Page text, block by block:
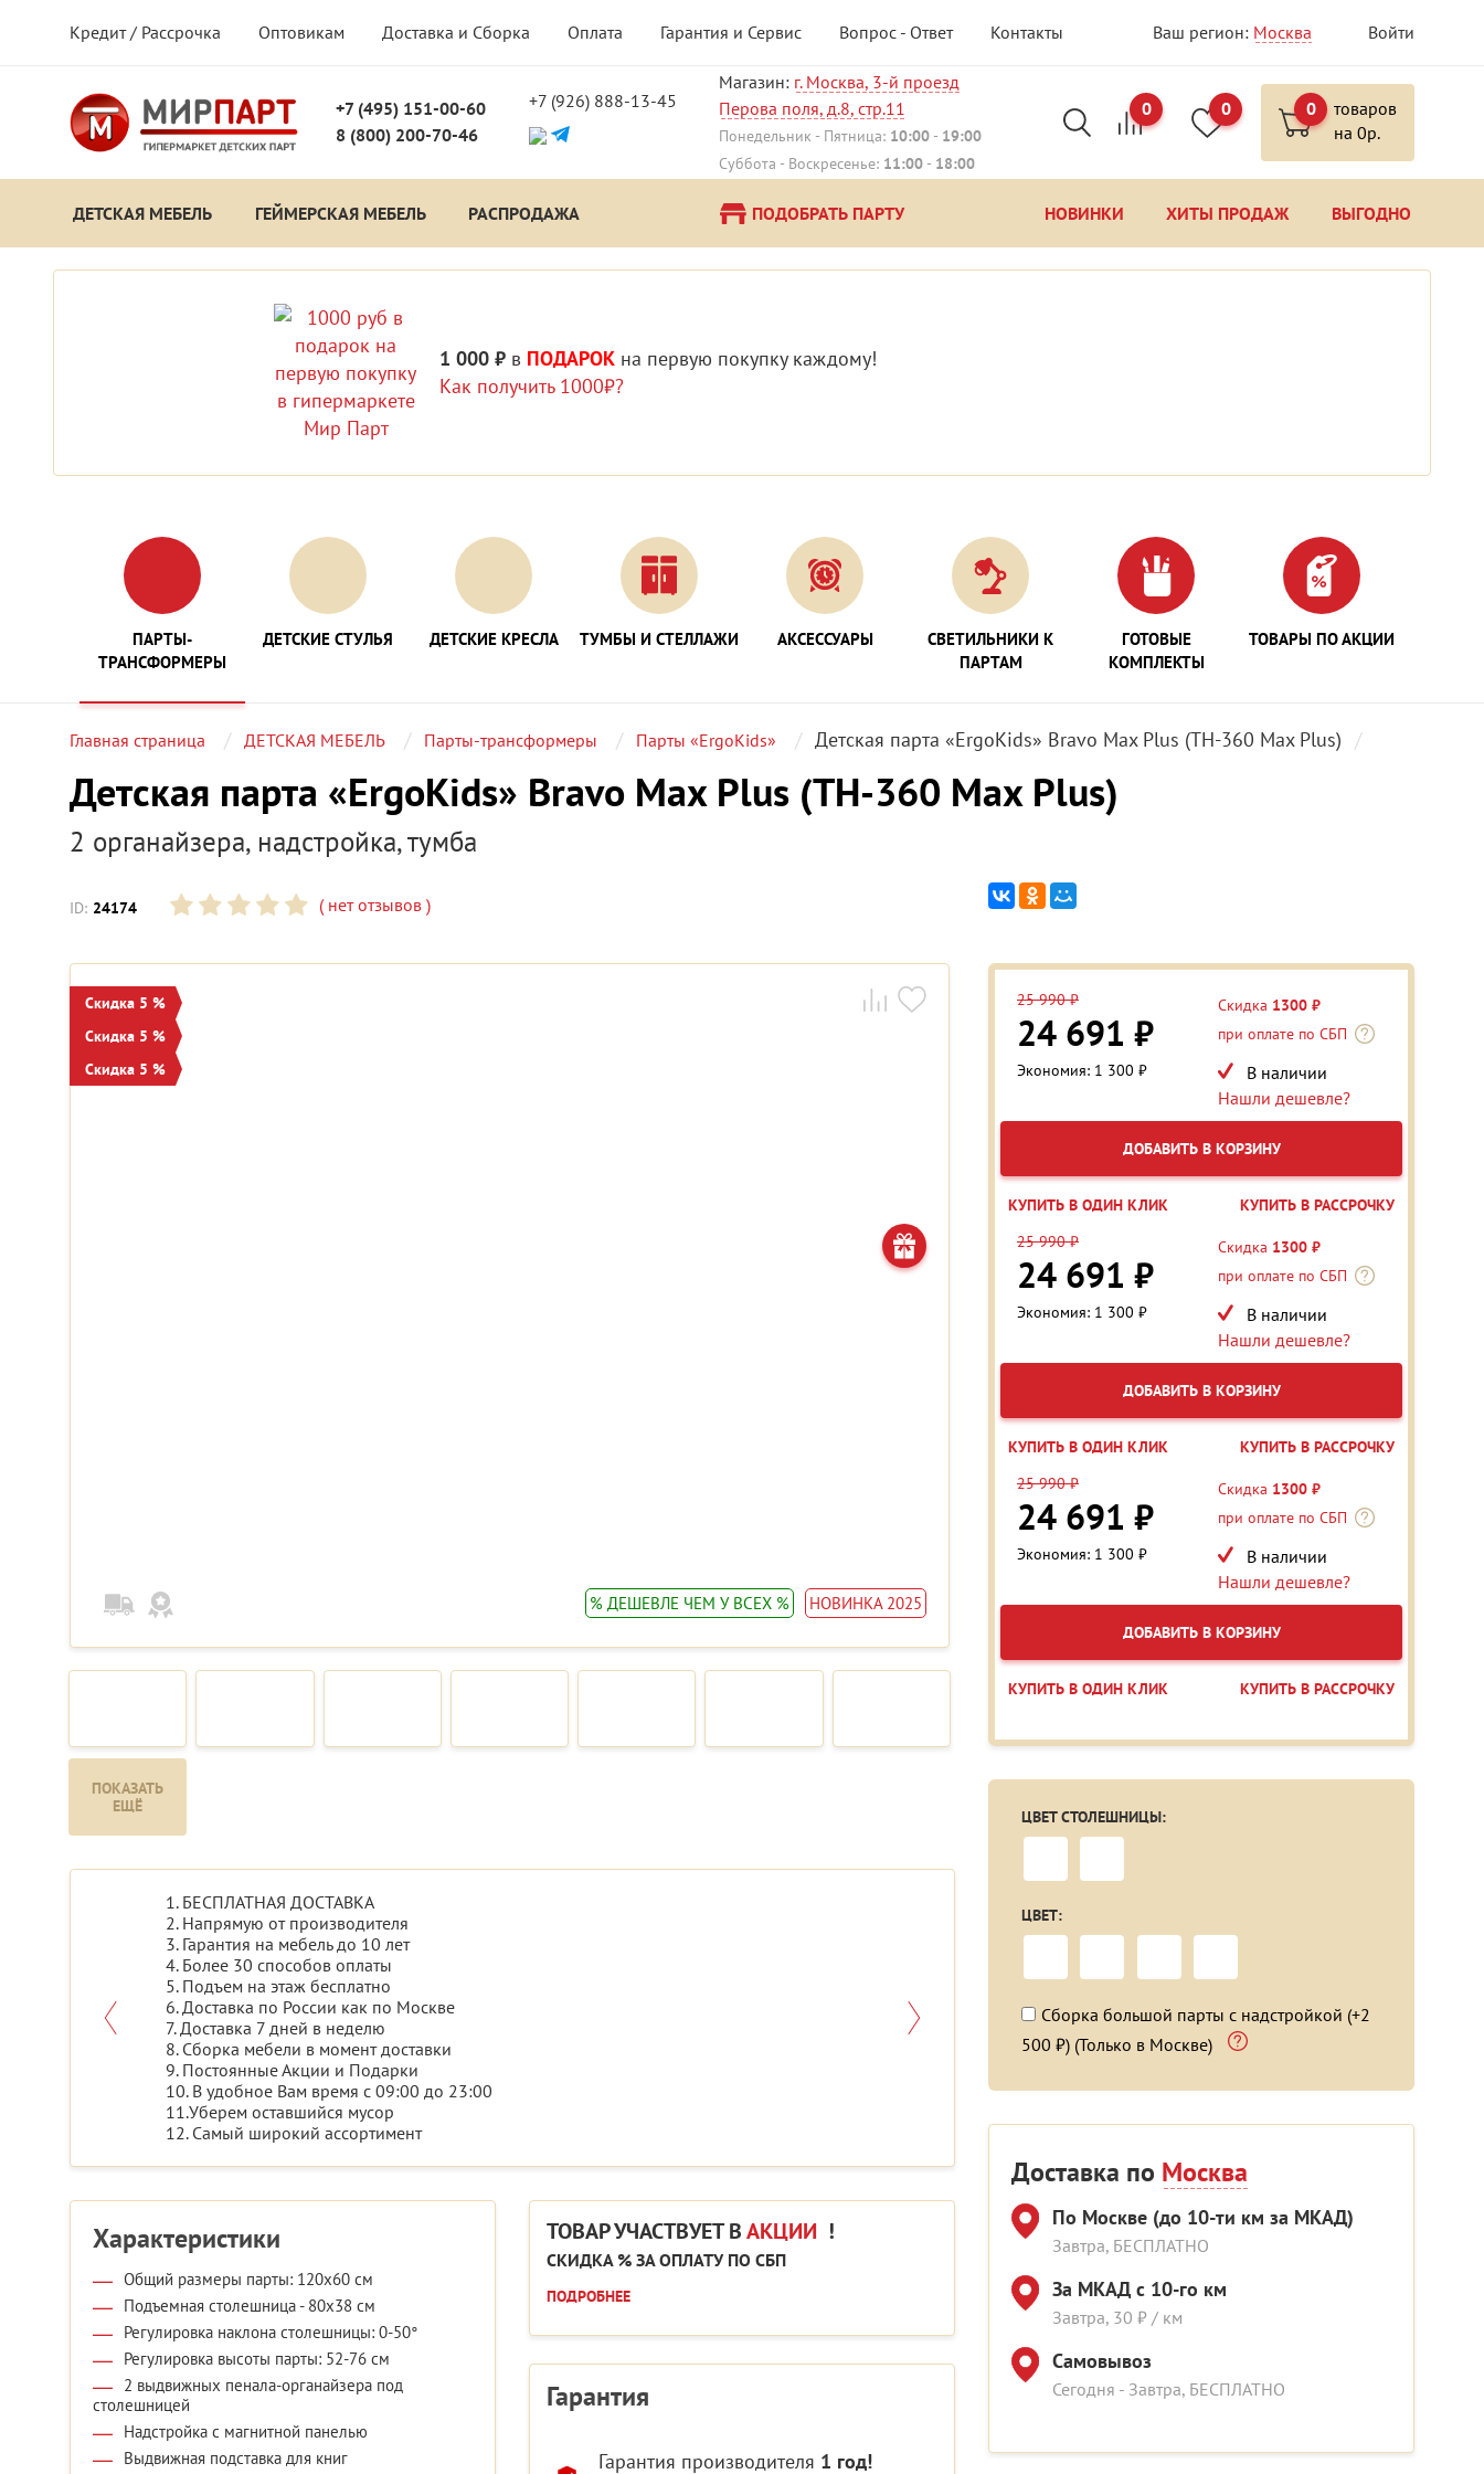
Кредит / Рассрочка Оптовикам Доставка и Сборка Оплата Гарантия и Сервис Вопрос - Ответ Контакты Ваш регион: Москва Войти
+7 (495) 151-00-60
8 (800) 200-70-46
+7 (926) 888-13-45
Магазин: г. Москва, 3-й проезд
Перова поля, д.8, стр.11
Понедельник - Пятница: 10:00- 19:00
Суббота - Воскресенье: 11:00- 18:00
0 0 0
товаров
на 0р.
ДЕТСКАЯ МЕБЕЛЬ ГЕЙМЕРСКАЯ МЕБЕЛЬ РАСПРОДАЖА ПОДОБРАТЬ ПАРТУ НОВИНКИ ХИТЫ ПРОДАЖ ВЫГОДНО
1 000 ₽ в ПОДАРОК на первую покупку каждому!
Как получить 1000₽?
ПАРТЫ-
ТРАНСФОРМЕРЫ
ДЕТСКИЕ СТУЛЬЯ ДЕТСКИЕ КРЕСЛА ТУМБЫ И СТЕЛЛАЖИ АКСЕССУАРЫ
СВЕТИЛЬНИКИ К
ПАРТАМ
ГОТОВЫЕ
КОМПЛЕКТЫ
ТОВАРЫ ПО АКЦИИ
Главная страница ДЕТСКАЯ МЕБЕЛЬ Парты-трансформеры Парты «ErgoKids» Детская парта «ErgoKids» Bravo Max Plus (TH-360 Max Plus)
Детская парта «ErgoKids» Bravo Max Plus (TH-360 Max Plus)
2 органайзера, надстройка, тумба
ID: 24174 (нет отзывов )
Скидка 5 %
Скидка 5 %
Скидка 5 %
% ДЕШЕВЛЕ ЧЕМ У ВСЕХ % НОВИНКА 2025
ПОКАЗАТЬ
ЕЩЁ
1. БЕСПЛАТНАЯ ДОСТАВКА
2. Напрямую от производителя
3. Гарантия на мебель до 10 лет
4. Более 30 способов оплаты
5. Подъем на этаж бесплатно
6. Доставка по России как по Москве
7. Доставка 7 дней в неделю
8. Сборка мебели в момент доставки
9. Постоянные Акции и Подарки
10. В удобное Вам время с 09:00 до 23:00
11.Уберем оставшийся мусор
12. Самый широкий ассортимент
Характеристики
Общий размеры парты: 120x60 см
Подъемная столешница - 80x38 см
Регулировка наклона столешницы: 0-50°
Регулировка высоты парты: 52-76 см
2 выдвижных пенала-органайзера под
столешницей
Надстройка с магнитной панелью
Выдвижная подставка для книг
ТОВАР УЧАСТВУЕТ ВАКЦИИ !
СКИДКА % ЗА ОПЛАТУ ПО СБП
ПОДРОБНЕЕ
Гарантия
Гарантия производителя 1 год!
25 990 ₽
24 691 ₽
Экономия: 1 300 ₽
Скидка 1300 ₽
при оплате по СБП
В наличии
Нашли дешевле?
ДОБАВИТЬ В КОРЗИНУ
КУПИТЬ В ОДИН КЛИК
КУПИТЬ В РАССРОЧКУ
25 990 ₽
24 691 ₽
Экономия: 1 300 ₽
Скидка 1300 ₽
при оплате по СБП
В наличии
Нашли дешевле?
ДОБАВИТЬ В КОРЗИНУ
КУПИТЬ В ОДИН КЛИК
КУПИТЬ В РАССРОЧКУ
25 990 ₽
24 691 ₽
Экономия: 1 300 ₽
Скидка 1300 ₽
при оплате по СБП
В наличии
Нашли дешевле?
ДОБАВИТЬ В КОРЗИНУ
КУПИТЬ В ОДИН КЛИК КУПИТЬ В РАССРОЧКУ
ЦВЕТ СТОЛЕШНИЦЫ:
ЦВЕТ:
Сборка большой парты с надстройкой (+2
500 ₽) (Только в Москве)
Доставка по Москва
По Москве (до 10-ти км за МКАД)
Завтра, БЕСПЛАТНО
За МКАД с 10-го км
Завтра, 30 ₽ / км
Самовывоз
Сегодня - Завтра, БЕСПЛАТНО